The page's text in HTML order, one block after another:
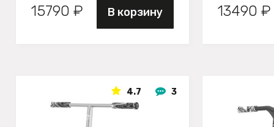
15790 ₽ В корзину 13490 ₽
4.7 3